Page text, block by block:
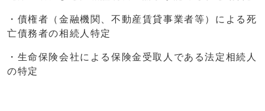
・債権者（金融機関、不動産賃貸事業者等）による死
亡債務者の相続人特定
・生命保険会社による保険金受取人である法定相続人
の特定